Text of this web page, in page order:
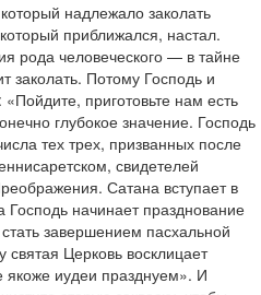
надлежало заколать
приближался, настал.
рода человеческого — в тайне
заколать. Потому Господь и
приготовьте нам есть
глубокое значение. Господь
тех трех, призванных после
свидетелей
Сатана вступает в
начинает празднование
завершением пасхальной
святая Церковь восклицает
якоже иудеи празднуем». И